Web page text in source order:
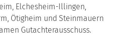
Elchesheim-Illingen,
Ötigheim und Steinmauern
Gutachterausschuss.